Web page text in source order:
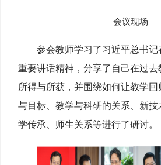
会议现场
参会教师学习了习近平总书记
重要讲话精神，分享了自己在过去
所得与所获，并围绕如何让教学
与目标、教学与科研的关系、新
学传承、师生关系等进行了研讨。